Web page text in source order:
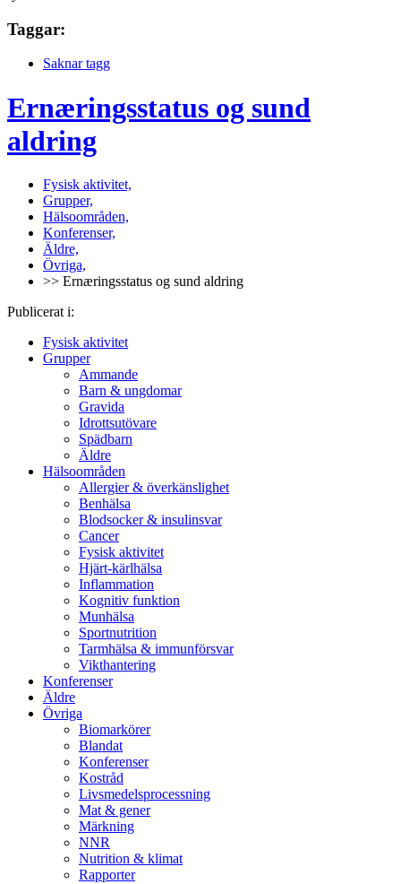
Taggar:
Saknar tagg
Ernæringsstatus og sund
aldring
Fysisk aktivitet,
Grupper,
Hälsoområden,
Konferenser,
Äldre,
Övriga,
>> Ernæringsstatus og sund aldring
Publicerat i:
Fysisk aktivitet
Grupper
Ammande
Barn & ungdomar
Gravida
Idrottsutövare
Spädbarn
Äldre
Hälsoområden
Allergier & överkänslighet
Benhälsa
Blodsocker & insulinsvar
Cancer
Fysisk aktivitet
Hjärt-kärlhälsa
Inflammation
Kognitiv funktion
Munhälsa
Sportnutrition
Tarmhälsa & immunförsvar
Vikthantering
Konferenser
Äldre
Övriga
Biomarkörer
Blandat
Konferenser
Kostråd
Livsmedelsprocessning
Mat & gener
Märkning
NNR
Nutrition & klimat
Rapporter